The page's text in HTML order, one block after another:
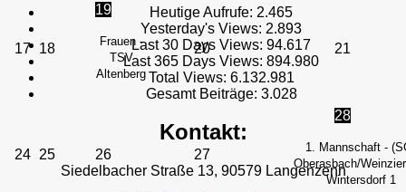
17 18
19
Frauen -
TSV
Altenberg
20 21
24 25 26 27
28
1. Mannschaft -
Oberasbach/
Wintersdorf 1
Heutige Aufrufe: 2.465
Yesterday's Views: 2.893
Last 30 Days Views: 94.617
Last 365 Days Views: 894.980
Total Views: 6.132.981
Gesamt Beiträge: 3.028
Kontakt:
Siedelbacher Straße 13, 90579 Langenzenn